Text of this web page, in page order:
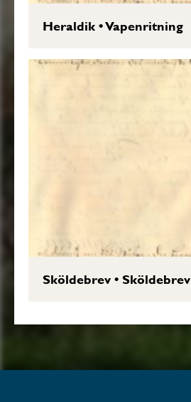
Heraldik•Vapenritning
Sköldebrev•Sköldebrev